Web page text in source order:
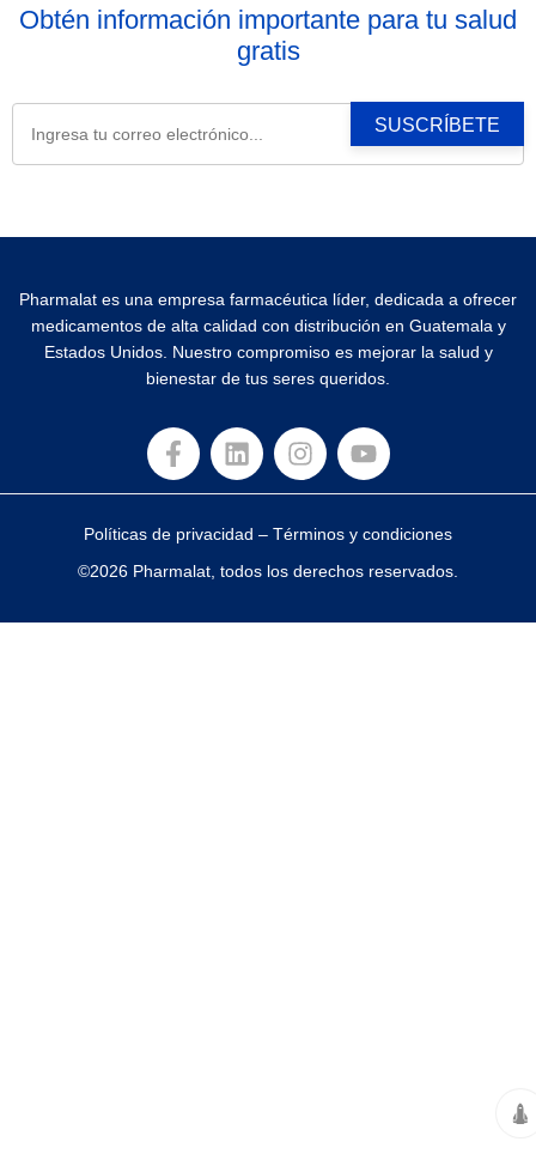
Obtén información importante para tu salud
gratis
Pharmalat es una empresa farmacéutica líder, dedicada a ofrecer
medicamentos de alta calidad con distribución en Guatemala y
Estados Unidos. Nuestro compromiso es mejorar la salud y
bienestar de tus seres queridos.
Políticas de privacidad – Términos y condiciones
©2026 Pharmalat, todos los derechos reservados.